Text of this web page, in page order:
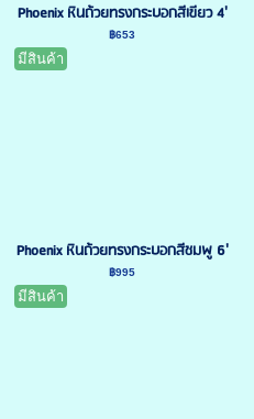
Phoenix หินถ้วยทรงกระบอกสีเขียว 4'
฿653
มีสินค้า
Phoenix หินถ้วยทรงกระบอกสีชมพู 6'
฿995
มีสินค้า